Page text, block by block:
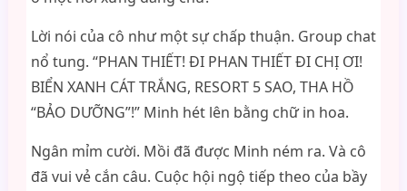
Lời nói của cô như một sự chấp thuận. Group chat
nổ tung. “PHAN THIẾT! ĐI PHAN THIẾT ĐI CHỊ ƠI!
BIỂN XANH CÁT TRẮNG, RESORT 5 SAO, THA HỒ
“BẢO DƯỠNG”!” Minh hét lên bằng chữ in hoa.
Ngân mỉm cười. Mồi đã được Minh ném ra. Và cô
đã vui vẻ cắn câu. Cuộc hội ngộ tiếp theo của bầy